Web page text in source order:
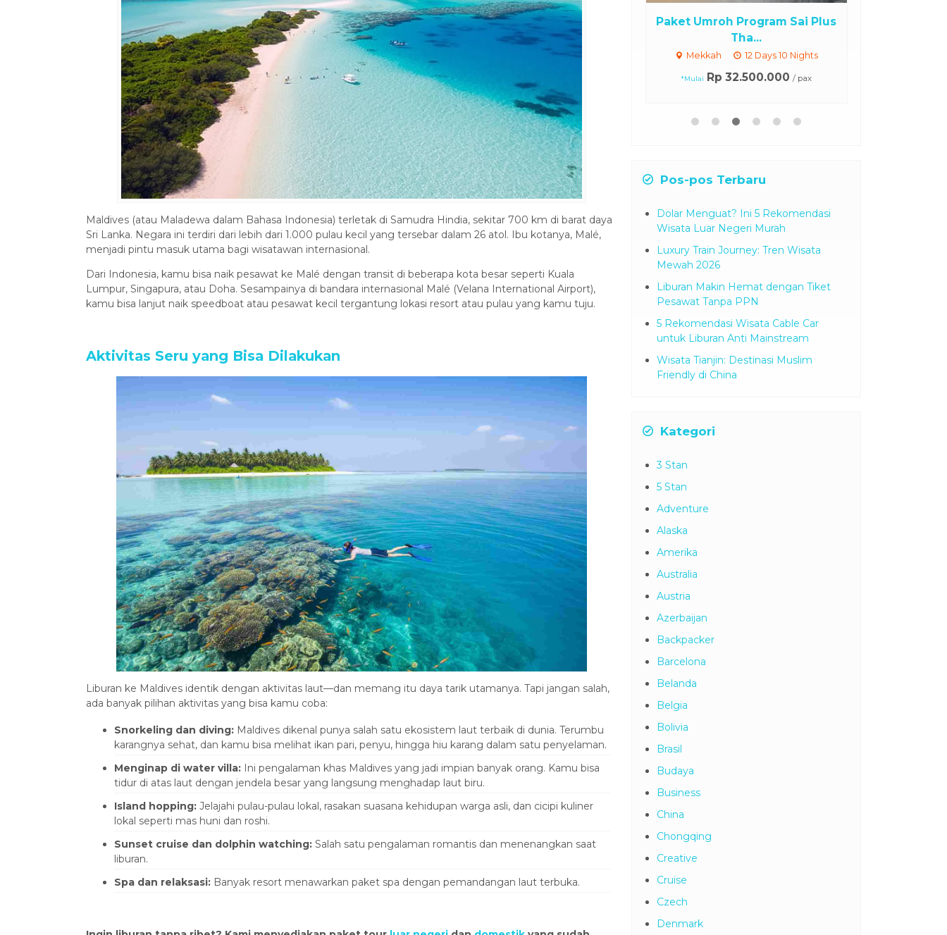
Maldives (atau Maladewa dalam Bahasa Indonesia) terletak di Samudra Hindia, sekitar 700 km di barat daya
Sri Lanka. Negara ini terdiri dari lebih dari 1.000 pulau kecil yang tersebar dalam 26 atol. Ibu kotanya, Malé,
menjadi pintu masuk utama bagi wisatawan internasional.
Dari Indonesia, kamu bisa naik pesawat ke Malé dengan transit di beberapa kota besar seperti Kuala
Lumpur, Singapura, atau Doha. Sesampainya di bandara internasional Malé (Velana International Airport),
kamu bisa lanjut naik speedboat atau pesawat kecil tergantung lokasi resort atau pulau yang kamu tuju.
Aktivitas Seru yang Bisa Dilakukan
Liburan ke Maldives identik dengan aktivitas laut—dan memang itu daya tarik utamanya. Tapi jangan salah,
ada banyak pilihan aktivitas yang bisa kamu coba:
Snorkeling dan diving: Maldives dikenal punya salah satu ekosistem laut terbaik di dunia. Terumbu
karangnya sehat, dan kamu bisa melihat ikan pari, penyu, hingga hiu karang dalam satu penyelaman.
Menginap di water villa: Ini pengalaman khas Maldives yang jadi impian banyak orang. Kamu bisa
tidur di atas laut dengan jendela besar yang langsung menghadap laut biru.
Island hopping: Jelajahi pulau-pulau lokal, rasakan suasana kehidupan warga asli, dan cicipi kuliner
lokal seperti mas huni dan roshi.
Sunset cruise dan dolphin watching: Salah satu pengalaman romantis dan menenangkan saat
liburan.
Spa dan relaksasi: Banyak resort menawarkan paket spa dengan pemandangan laut terbuka.
Open Trip CHONGQING
ZHANGJIAJIE ...
9 Days 8 Nights
Rp 18.990.000
Open Trip Inner Mongolia dan
Hai...
10 Days 8 Nights
Paket Umroh Program Sai Plus
Tha...
Mekkah 12 Days 10 Nights
*Mulai Rp 32.500.000 / pax
Pos-pos Terbaru
Dolar Menguat? Ini 5 Rekomendasi
Wisata Luar Negeri Murah
Luxury Train Journey: Tren Wisata
Mewah 2026
Liburan Makin Hemat dengan Tiket
Pesawat Tanpa PPN
5 Rekomendasi Wisata Cable Car
untuk Liburan Anti Mainstream
Wisata Tianjin: Destinasi Muslim
Friendly di China
Kategori
3 Stan
5 Stan
Adventure
Alaska
Amerika
Australia
Austria
Azerbaijan
Backpacker
Barcelona
Belanda
Belgia
Bolivia
Brasil
Budaya
Business
China
Chongqing
Creative
Cruise
Czech
Denmark